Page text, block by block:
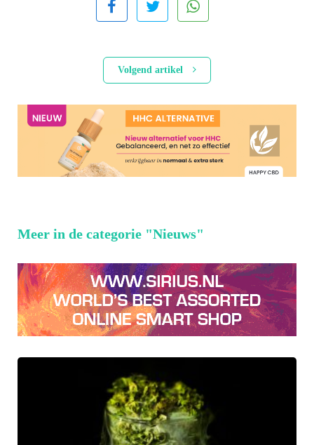
Volgend artikel
Meer in de categorie "Nieuws"